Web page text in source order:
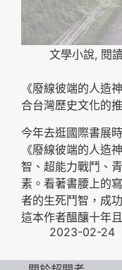
文學小說, 閱
《廢線彼端的人造
合台灣歷史文化的
今年去逛國際書展
《廢線彼端的人造
智、超能力戰鬥、
素。看著書腰上的
者的生死鬥智，成
這本作者醞釀十年
2023-02-24